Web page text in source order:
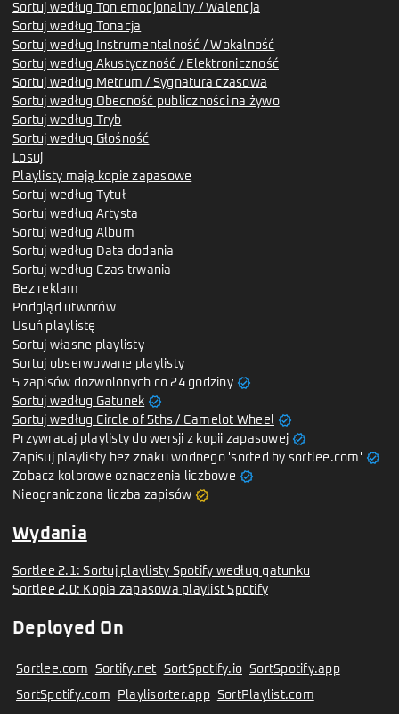
Sortuj według Ton emocjonalny / Walencja
Sortuj według Tonacja
Sortuj według Instrumentalność / Wokalność
Sortuj według Akustyczność / Elektroniczność
Sortuj według Metrum / Sygnatura czasowa
Sortuj według Obecność publiczności na żywo
Sortuj według Tryb
Sortuj według Głośność
Losuj
Playlisty mają kopie zapasowe
Sortuj według Tytuł
Sortuj według Artysta
Sortuj według Album
Sortuj według Data dodania
Sortuj według Czas trwania
Bez reklam
Podgląd utworów
Usuń playlistę
Sortuj własne playlisty
Sortuj obserwowane playlisty
5 zapisów dozwolonych co 24 godziny verified
Sortuj według Gatunek verified
Sortuj według Circle of 5ths / Camelot Wheel verified
Przywracaj playlisty do wersji z kopii zapasowej verified
Zapisuj playlisty bez znaku wodnego 'sorted by sortlee.com' verified
Zobacz kolorowe oznaczenia liczbowe verified
Nieograniczona liczba zapisów verified
Wydania
Sortlee 2.1: Sortuj playlisty Spotify według gatunku
Sortlee 2.0: Kopia zapasowa playlist Spotify
Deployed On
Sortlee.com Sortify.net SortSpotify.io SortSpotify.app
SortSpotify.com Playlisorter.app SortPlaylist.com